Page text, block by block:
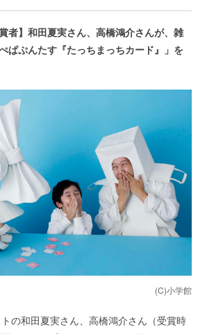
者】和田夏実さん、高橋鴻介さんが、雑
ぱぷんたす『たっちまっちカード』」を
(C)小学館
の和田夏実さん、高橋鴻介さん（受賞時